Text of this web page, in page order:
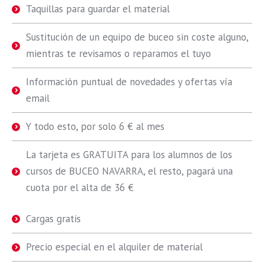
Taquillas para guardar el material
Sustitución de un equipo de buceo sin coste alguno,
mientras te revisamos o reparamos el tuyo
Información puntual de novedades y ofertas vía
email
Y todo esto, por solo 6 € al mes
La tarjeta es GRATUITA para los alumnos de los
cursos de BUCEO NAVARRA, el resto, pagará una
cuota por el alta de 36 €
Cargas gratis
Precio especial en el alquiler de material